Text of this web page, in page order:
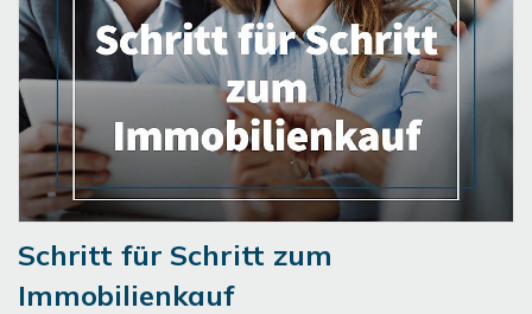
Schritt für Schritt zum
Immobilienkauf